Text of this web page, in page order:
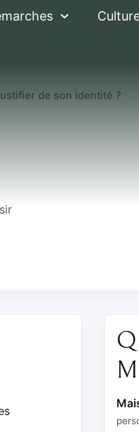
de son identité ?
il de